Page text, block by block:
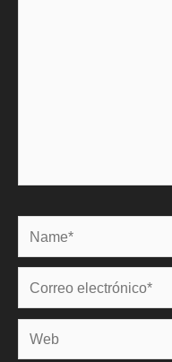
Name*
Correo
electrónico*
Web